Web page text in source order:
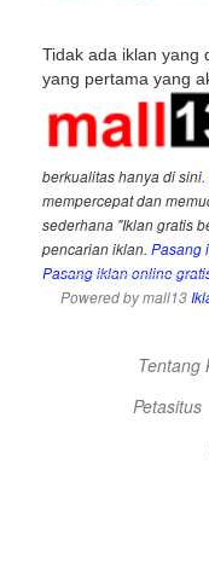
Tidak ada iklan yang
yang pertama yang
berkualitas hanya di sini.
mempercepat dan
sederhana "Iklan gratis
pencarian iklan. Pasang
Pasang iklan online
Powered by mall13
Tentang
Petasitus